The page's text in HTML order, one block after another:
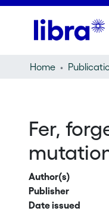
Home
Fer,
Author(s)
Publisher
Date issued